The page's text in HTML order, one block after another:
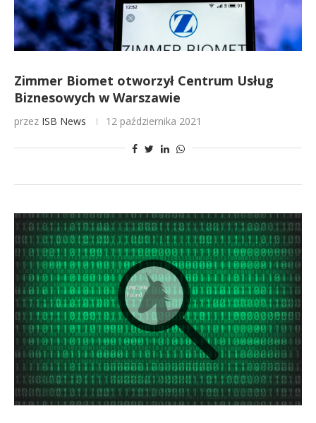
Zimmer Biomet otworzył Centrum Usług
Biznesowych w Warszawie
przez ISB News 12 października 2021